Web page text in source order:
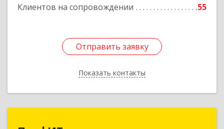
Клиентов на сопровождении 55
Отправить заявку
Показать контакты
Отправить заявку
Назад